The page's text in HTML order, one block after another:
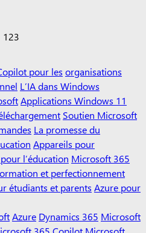
123
pour les organisations
L’IA dans Windows
Applications Windows 11
Soutien Microsoft
La promesse du
Appareils pour
l’éducation Microsoft 365
et perfectionnement
étudiants et parents Azure pour
Azure Dynamics 365 Microsoft
365 Copilot Microsoft